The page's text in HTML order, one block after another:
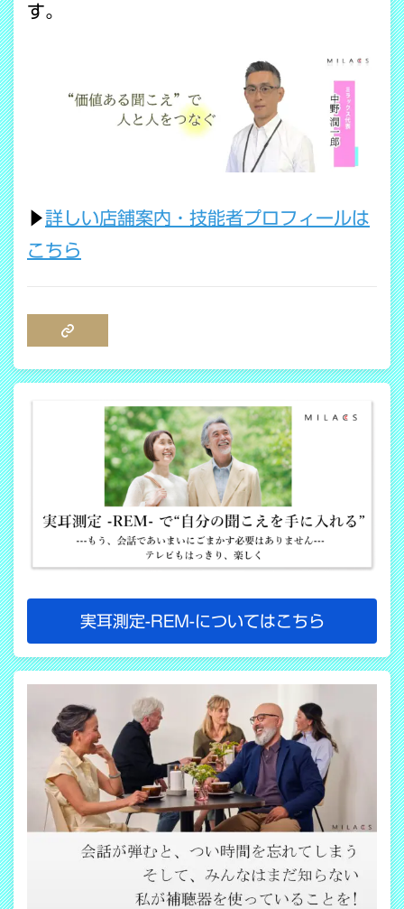
す。
▶詳しい店舗案内・技能者プロフィールは
こちら
実耳測定-REM-についてはこちら